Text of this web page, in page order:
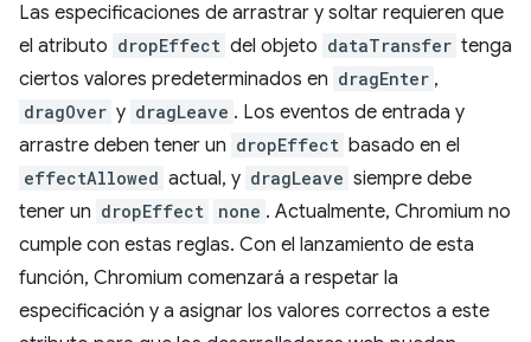
Las especificaciones de arrastrar y soltar requieren que
el atributo dropEffect del objeto dataTransfer tenga
ciertos valores predeterminados en dragEnter ,
dragOver y dragLeave . Los eventos de entrada y
arrastre deben tener un dropEffect basado en el
effectAllowed actual, y dragLeave siempre debe
tener un dropEffect none . Actualmente, Chromium no
cumple con estas reglas. Con el lanzamiento de esta
función, Chromium comenzará a respetar la
especificación y a asignar los valores correctos a este